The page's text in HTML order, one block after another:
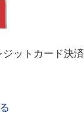
ットカード決済